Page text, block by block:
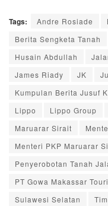
Tags: Andre Rosiade
Berita Sengketa Tanah
Husain Abdullah
James Riady
JK
Kumpulan Berita Jusuf
Lippo
Lippo Group
Maruarar Sirait
Menteri PKP Maruarar
Penyerobotan Tanah
PT Gowa Makassar
Sulawesi Selatan